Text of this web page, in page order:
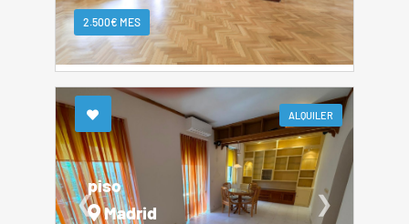
2.500€ MES
ALQUILER
piso
Madrid
❮ ❯